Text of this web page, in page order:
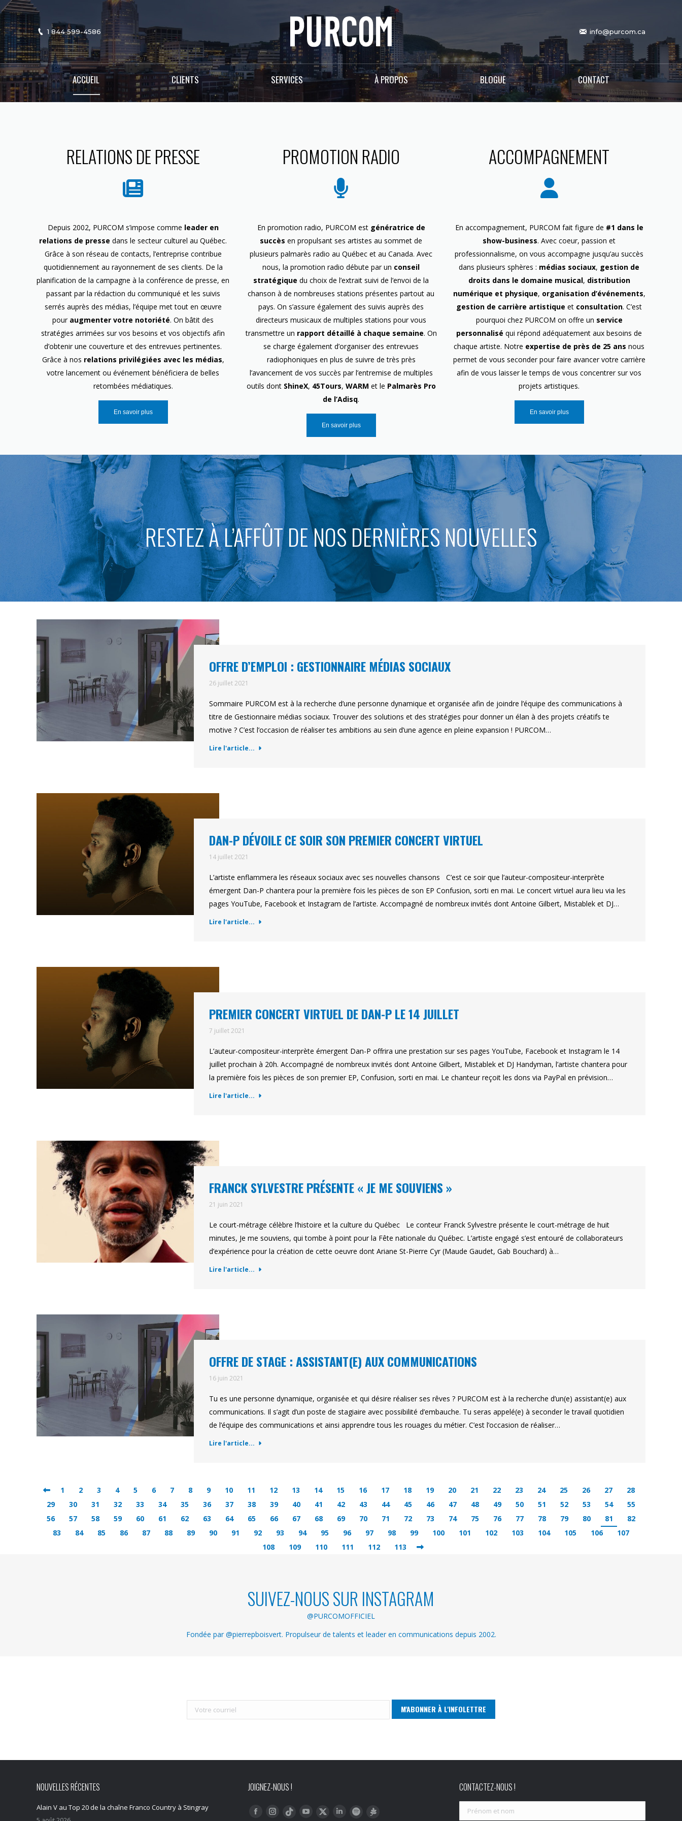
1 844 599-4586 info@purcom.ca
ACCUEIL CLIENTS SERVICES À PROPOS BLOGUE CONTACT
RELATIONS DE PRESSE
Depuis 2002, PURCOM s’impose comme leader en
relations de presse dans le secteur culturel au Québec.
Grâce à son réseau de contacts, l’entreprise contribue
quotidiennement au rayonnement de ses clients. De la
planification de la campagne à la conférence de presse, en
passant par la rédaction du communiqué et les suivis
serrés auprès des médias, l’équipe met tout en œuvre
pour augmenter votre notoriété. On bâtit des
stratégies arrimées sur vos besoins et vos objectifs afin
d’obtenir une couverture et des entrevues pertinentes.
Grâce à nos relations privilégiées avec les médias,
votre lancement ou événement bénéficiera de belles
retombées médiatiques.
En savoir plus
PROMOTION RADIO
En promotion radio, PURCOM est génératrice de
succès en propulsant ses artistes au sommet de
plusieurs palmarès radio au Québec et au Canada. Avec
nous, la promotion radio débute par un conseil
stratégique du choix de l’extrait suivi de l’envoi de la
chanson à de nombreuses stations présentes partout au
pays. On s’assure également des suivis auprès des
directeurs musicaux de multiples stations pour vous
transmettre un rapport détaillé à chaque semaine. On
se charge également d’organiser des entrevues
radiophoniques en plus de suivre de très près
l’avancement de vos succès par l’entremise de multiples
outils dont ShineX, 45Tours, WARM et le Palmarès Pro
de l’Adisq.
En savoir plus
ACCOMPAGNEMENT
En accompagnement, PURCOM fait figure de #1 dans le
show-business. Avec coeur, passion et
professionnalisme, on vous accompagne jusqu’au succès
dans plusieurs sphères : médias sociaux, gestion de
droits dans le domaine musical, distribution
numérique et physique, organisation d’événements,
gestion de carrière artistique et consultation. C’est
pourquoi chez PURCOM on offre un service
personnalisé qui répond adéquatement aux besoins de
chaque artiste. Notre expertise de près de 25 ans nous
permet de vous seconder pour faire avancer votre carrière
afin de vous laisser le temps de vous concentrer sur vos
projets artistiques.
En savoir plus
RESTEZ À L’AFFÛT DE NOS DERNIÈRES NOUVELLES
OFFRE D’EMPLOI : GESTIONNAIRE MÉDIAS SOCIAUX
26 juillet 2021
Sommaire PURCOM est à la recherche d’une personne dynamique et organisée afin de joindre l’équipe des communications à
titre de Gestionnaire médias sociaux. Trouver des solutions et des stratégies pour donner un élan à des projets créatifs te
motive ? C’est l’occasion de réaliser tes ambitions au sein d’une agence en pleine expansion ! PURCOM…
Lire l'article...
DAN-P DÉVOILE CE SOIR SON PREMIER CONCERT VIRTUEL
14 juillet 2021
L’artiste enflammera les réseaux sociaux avec ses nouvelles chansons C’est ce soir que l’auteur-compositeur-interprète
émergent Dan-P chantera pour la première fois les pièces de son EP Confusion, sorti en mai. Le concert virtuel aura lieu via les
pages YouTube, Facebook et Instagram de l’artiste. Accompagné de nombreux invités dont Antoine Gilbert, Mistablek et DJ…
Lire l'article...
PREMIER CONCERT VIRTUEL DE DAN-P LE 14 JUILLET
7 juillet 2021
L’auteur-compositeur-interprète émergent Dan-P offrira une prestation sur ses pages YouTube, Facebook et Instagram le 14
juillet prochain à 20h. Accompagné de nombreux invités dont Antoine Gilbert, Mistablek et DJ Handyman, l’artiste chantera pour
la première fois les pièces de son premier EP, Confusion, sorti en mai. Le chanteur reçoit les dons via PayPal en prévision…
Lire l'article...
FRANCK SYLVESTRE PRÉSENTE « JE ME SOUVIENS »
21 juin 2021
Le court-métrage célèbre l’histoire et la culture du Québec Le conteur Franck Sylvestre présente le court-métrage de huit
minutes, Je me souviens, qui tombe à point pour la Fête nationale du Québec. L’artiste engagé s’est entouré de collaborateurs
d’expérience pour la création de cette oeuvre dont Ariane St-Pierre Cyr (Maude Gaudet, Gab Bouchard) à…
Lire l'article...
OFFRE DE STAGE : ASSISTANT(E) AUX COMMUNICATIONS
16 juin 2021
Tu es une personne dynamique, organisée et qui désire réaliser ses rêves ? PURCOM est à la recherche d’un(e) assistant(e) aux
communications. Il s’agit d’un poste de stagiaire avec possibilité d’embauche. Tu seras appelé(e) à seconder le travail quotidien
de l’équipe des communications et ainsi apprendre tous les rouages du métier. C’est l’occasion de réaliser…
Lire l'article...
1 2 3 4 5 6 7 8 9 10 11 12 13 14 15 16 17 18 19 20 21 22 23 24 25 26 27
28
29
30 31 32 33 34 35 36 37 38 39 40 41 42 43 44 45 46 47 48 49 50 51 52 53 54
55
56
57 58 59 60 61 62 63 64 65 66 67 68 69 70 71 72 73 74 75 76 77 78 79 80 81
82
83
84 85 86 87 88 89 90 91 92 93 94 95 96 97 98 99 100 101 102 103 104 105 106
107
108
109 110 111 112 113
SUIVEZ-NOUS SUR INSTAGRAM
@PURCOMOFFICIEL
Fondée par @pierrepboisvert. Propulseur de talents et leader en communications depuis 2002.
NOUVELLES RÉCENTES
Alain V au Top 20 de la chaîne Franco Country à Stingray
JOIGNEZ-NOUS !
Trouvez nous sur :
FacebookInstagram
Tiktok YouTubeTwitter LinkedInSpotify
CONTACTEZ-NOUS !